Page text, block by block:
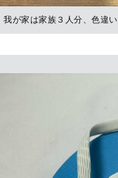
我が家は家族３人分、色違